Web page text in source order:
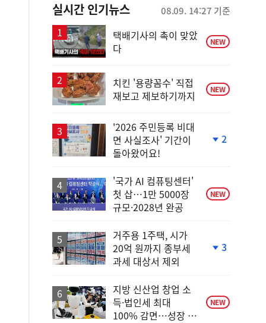
실시간 인기뉴스 08.09. 14:27 기준
택배기사의 촉이 맞았
다
NEW
치킨 '용량꼼수' 직접
재보고 제보하기까지
NEW
'2026 주민등록 비대
면 사실조사' 기간이
돌아왔어요!
2
'국가 AI 컴퓨팅센터'
첫 삽…1만 5000장
규모·2028년 완공
NEW
거주용 1주택, 시가
20억 원까지 종부세
과세 대상서 제외
3
지방 신산업 창업 소
득·법인세 최대
100% 감면…성장 지
NEW